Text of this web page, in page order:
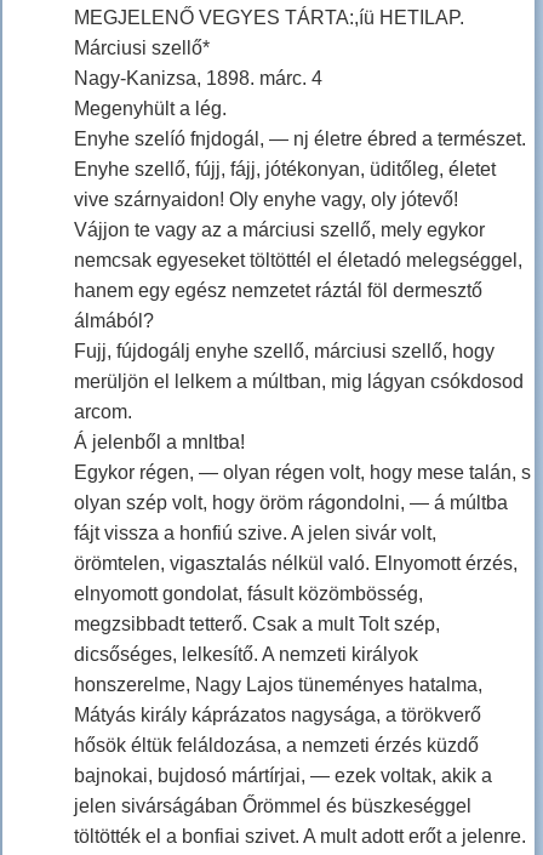
MEGJELENŐ VEGYES TÁRTA:,íü HETILAP.
Márciusi szellő*
Nagy-Kanizsa, 1898. márc. 4
Megenyhült a lég.
Enyhe szelíó fnjdogál, — nj életre ébred a természet.
Enyhe szellő, fújj, fájj, jótékonyan, üditőleg, életet
vive szárnyaidon! Oly enyhe vagy, oly jótevő!
Vájjon te vagy az a márciusi szellő, mely egykor
nemcsak egyeseket töltöttél el életadó melegséggel,
hanem egy egész nemzetet ráztál föl dermesztő
álmából?
Fujj, fújdogálj enyhe szellő, márciusi szellő, hogy
merüljön el lelkem a múltban, mig lágyan csókdosod
arcom.
Á jelenből a mnltba!
Egykor régen, — olyan régen volt, hogy mese talán, s
olyan szép volt, hogy öröm rágondolni, — á múltba
fájt vissza a honfiú szive. A jelen sivár volt,
örömtelen, vigasztalás nélkül való. Elnyomott érzés,
elnyomott gondolat, fásult közömbösség,
megzsibbadt tetterő. Csak a mult Tolt szép,
dicsőséges, lelkesítő. A nemzeti királyok
honszerelme, Nagy Lajos tüneményes hatalma,
Mátyás király káprázatos nagysága, a törökverő
hősök éltük feláldozása, a nemzeti érzés küzdő
bajnokai, bujdosó mártírjai, — ezek voltak, akik a
jelen sivárságában Őrömmel és büszkeséggel
töltötték el a bonfiai szivet. A mult adott erőt a jelenre.